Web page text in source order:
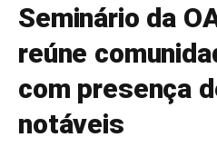
Seminário da
reúne
com presença
notáveis